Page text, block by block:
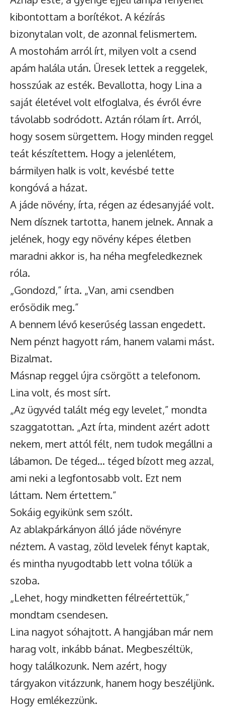
kibontottam a borítékot. A kézírás
bizonytalan volt, de azonnal felismertem.
A mostohám arról írt, milyen volt a csend
apám halála után. Üresek lettek a reggelek,
hosszúak az esték. Bevallotta, hogy Lina a
saját életével volt elfoglalva, és évről évre
távolabb sodródott. Aztán rólam írt. Arról,
hogy sosem sürgettem. Hogy minden reggel
teát készítettem. Hogy a jelenlétem,
bármilyen halk is volt, kevésbé tette
kongóvá a házat.
A jáde növény, írta, régen az édesanyjáé volt.
Nem dísznek tartotta, hanem jelnek. Annak a
jelének, hogy egy növény képes életben
maradni akkor is, ha néha megfeledkeznek
róla.
„Gondozd,” írta. „Van, ami csendben
erősödik meg.”
A bennem lévő keserűség lassan engedett.
Nem pénzt hagyott rám, hanem valami mást.
Bizalmat.
Másnap reggel újra csörgött a telefonom.
Lina volt, és most sírt.
„Az ügyvéd talált még egy levelet,” mondta
szaggatottan. „Azt írta, mindent azért adott
nekem, mert attól félt, nem tudok megállni a
lábamon. De téged… téged bízott meg azzal,
ami neki a legfontosabb volt. Ezt nem
láttam. Nem értettem.”
Sokáig egyikünk sem szólt.
Az ablakpárkányon álló jáde növényre
néztem. A vastag, zöld levelek fényt kaptak,
és mintha nyugodtabb lett volna tőlük a
szoba.
„Lehet, hogy mindketten félreértettük,”
mondtam csendesen.
Lina nagyot sóhajtott. A hangjában már nem
harag volt, inkább bánat. Megbeszéltük,
hogy találkozunk. Nem azért, hogy
tárgyakon vitázzunk, hanem hogy beszéljünk.
Hogy emlékezzünk.